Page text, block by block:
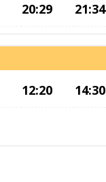
20:29 21:34
12:20 14:30